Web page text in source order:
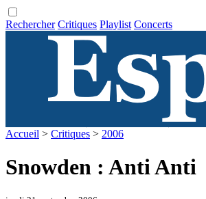
Rechercher Critiques Playlist Concerts
Accueil > Critiques > 2006
Snowden : Anti Anti